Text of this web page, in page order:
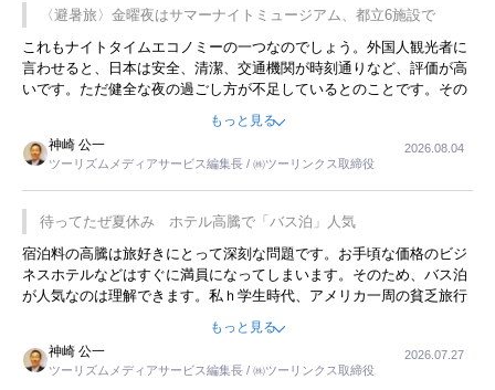
〈避暑旅〉金曜夜はサマーナイトミュージアム、都立6施設で
これもナイトタイムエコノミーの一つなのでしょう。外国人観光者に
言わせると、日本は安全、清潔、交通機関が時刻通りなど、評価が高
いです。ただ健全な夜の過ごし方が不足しているとのことです。その
ような意味で、金曜夜にこのようなイベントが行われれば、日本人に
限らず外国人にとっても楽しみが増えるでしょうね。
もっと見る
神崎 公一
ツーリズムメディアサービス編集長 / ㈱ツーリンクス取締役
2026.08.04
待ってたぜ夏休み ホテル高騰で「バス泊」人気
宿泊料の高騰は旅好きにとって深刻な問題です。お手頃な価格のビジ
ネスホテルなどはすぐに満員になってしまいます。そのため、バス泊
が人気なのは理解できます。私ｈ学生時代、アメリカ一周の貧乏旅行
をした時は、移動はグレイハウンドバスでした。夕方から夜の便を利
用してホテル代を浮かせていました。ただし、若いからできたことで
す。若い人が夜行バスで京都に行った、青森に行ったと聞くと、疲れ
が残らないのかなと思ってしまいます。
もっと見る
神崎 公一
ツーリズムメディアサービス編集長 / ㈱ツーリンクス取締役
2026.07.27